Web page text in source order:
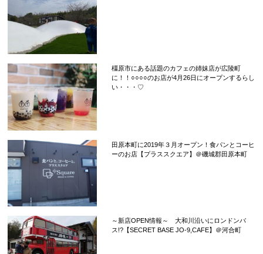
橿原市にある話題のカフェの姉妹店が広陵町
に！！○○○○のお店が4月26日にオープンするらし
い・・・♡
田原本町に2019年３月オープン！食パンとコーヒ
ーのお店【プラススクエア】＠磯城郡田原本町
～新店OPEN情報～ 大和川沿いにロンドンバ
ス!?【SECRET BASE JO-9,CAFE】＠河合町